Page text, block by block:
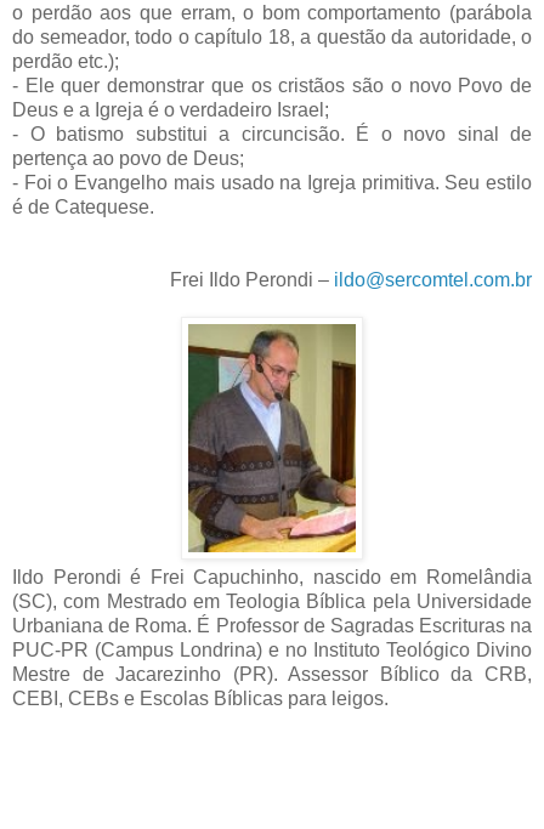
o perdão aos que erram, o bom comportamento (parábola
do semeador, todo o capítulo 18, a questão da autoridade, o
perdão etc.);
- Ele quer demonstrar que os cristãos são o novo Povo de
Deus e a Igreja é o verdadeiro Israel;
- O batismo substitui a circuncisão. É o novo sinal de
pertença ao povo de Deus;
- Foi o Evangelho mais usado na Igreja primitiva. Seu estilo
é de Catequese.
Frei Ildo Perondi – ildo@sercomtel.com.br
Ildo Perondi é Frei Capuchinho, nascido em Romelândia
(SC), com Mestrado em Teologia Bíblica pela Universidade
Urbaniana de Roma. É Professor de Sagradas Escrituras na
PUC-PR (Campus Londrina) e no Instituto Teológico Divino
Mestre de Jacarezinho (PR). Assessor Bíblico da CRB,
CEBI, CEBs e Escolas Bíblicas para leigos.